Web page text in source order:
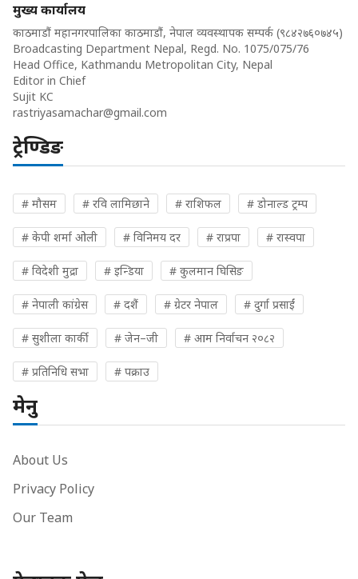
मुख्य कार्यालय
काठमाडौं महानगरपालिका काठमाडौं, नेपाल व्यवस्थापक सम्पर्क (९८४२७६०७४५)
Broadcasting Department Nepal, Regd. No. 1075/075/76
Head Office, Kathmandu Metropolitan City, Nepal
Editor in Chief
Sujit KC
rastriyasamachar@gmail.com
ट्रेण्डिङ
# मौसम # रवि लामिछाने # राशिफल # डोनाल्ड ट्रम्प
# केपी शर्मा ओली # विनिमय दर # राप्रपा # रास्वपा
# विदेशी मुद्रा # इन्डिया # कुलमान घिसिङ
# नेपाली कांग्रेस # दशैं # ग्रेटर नेपाल # दुर्गा प्रसाईं
# सुशीला कार्की # जेन–जी # आम निर्वाचन २०८२
# प्रतिनिधि सभा # पक्राउ
मेनु
About Us
Privacy Policy
Our Team